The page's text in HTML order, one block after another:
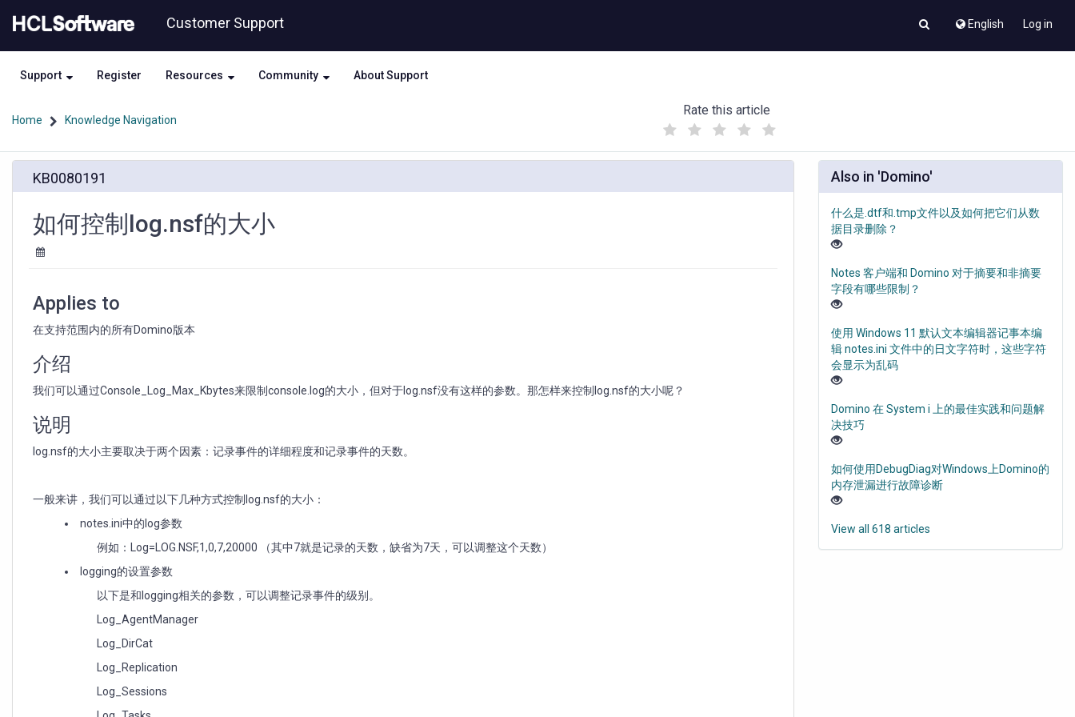
to
content
to
Customer Support English Log in
Support Register Resources Community About Support
Home Knowledge Navigation
Rate this article
(
)
log.nsf
KB0080191
如何控制log.nsf的大小
Applies to
在支持范围内的所有Domino版本
介绍
我们可以通过Console_Log_Max_Kbytes来限制console.log的大小，但对于log.nsf没有这样的参数。那怎样来控制log.nsf的大小呢？
说明
log.nsf的大小主要取决于两个因素：记录事件的详细程度和记录事件的天数。
一般来讲，我们可以通过以下几种方式控制log.nsf的大小：
notes.ini中的log参数
例如：Log=LOG.NSF,1,0,7,20000 （其中7就是记录的天数，缺省为7天，可以调整这个天数）
logging的设置参数
以下是和logging相关的参数，可以调整记录事件的级别。
Log_AgentManager
Log_DirCat
Log_Replication
Log_Sessions
Also in 'Domino'
什么是.dtf和.tmp文件以及如何把它们从数
据目录删除？
Notes 客户端和 Domino 对于摘要和非摘要
字段有哪些限制？
使用 Windows 11 默认文本编辑器记事本编
辑 notes.ini 文件中的日文字符时，这些字符
会显示为乱码
Domino 在 System i 上的最佳实践和问题解
决技巧
如何使用DebugDiag对Windows上Domino的
内存泄漏进行故障诊断
View all 618 articles